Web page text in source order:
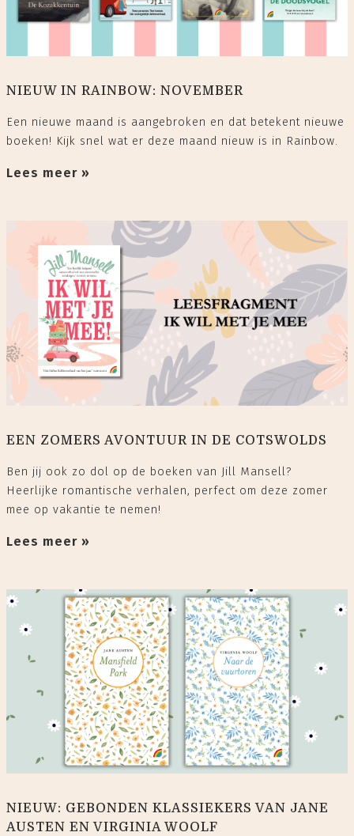
NIEUW IN RAINBOW: NOVEMBER
Een nieuwe maand is aangebroken en dat betekent nieuwe
boeken! Kijk snel wat er deze maand nieuw is in Rainbow.
Lees meer »
EEN ZOMERS AVONTUUR IN DE COTSWOLDS
Ben jij ook zo dol op de boeken van Jill Mansell?
Heerlijke romantische verhalen, perfect om deze zomer
mee op vakantie te nemen!
Lees meer »
NIEUW: GEBONDEN KLASSIEKERS VAN JANE
AUSTEN EN VIRGINIA WOOLF